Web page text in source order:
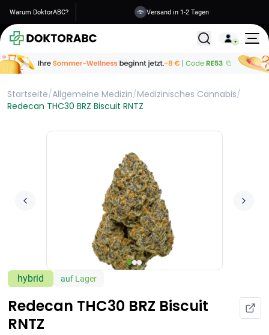
Warum DoktorABC? Versand in 1-2 Tagen
Alle
Startseite/Allgemeine Medizin/Medizinisches Cannabis/
Redecan THC30 BRZ Biscuit RNTZ
hybrid auf Lager
Redecan THC30 BRZ Biscuit
RNTZ